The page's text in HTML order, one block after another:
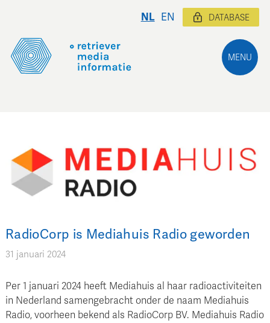
MENU
NL EN DATABASE
RadioCorp is Mediahuis Radio geworden
31 januari 2024
Per 1 januari 2024 heeft Mediahuis al haar radioactiviteiten
in Nederland samengebracht onder de naam Mediahuis
Radio, voorheen bekend als RadioCorp BV. Mediahuis Radio